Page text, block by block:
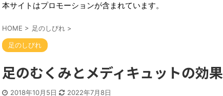
本サイトはプロモーションが含まれています。
HOME > 足のしびれ >
足のしびれ
足のむくみとメディキュットの効果
2018年10月5日 2022年7月8日